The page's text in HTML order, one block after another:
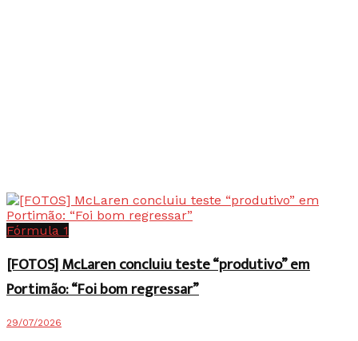
Fórmula 1
[FOTOS] McLaren concluiu teste “produtivo” em
Portimão: “Foi bom regressar”
29/07/2026